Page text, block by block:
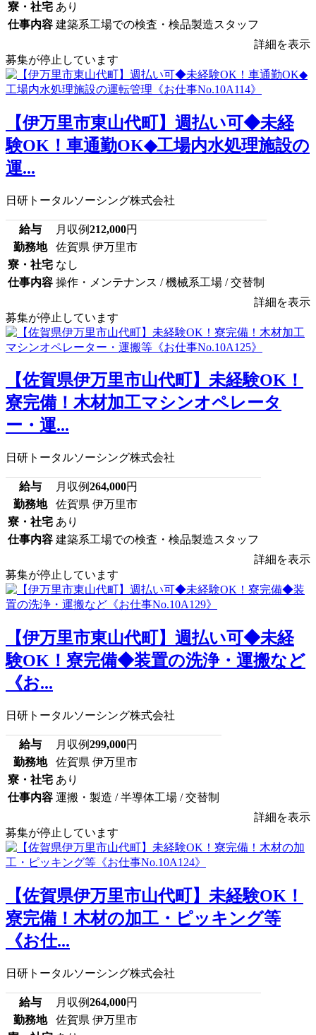
寮・社宅 あり
仕事内容 建築系工場での検査・検品製造スタッフ
詳細を表示
募集が停止しています
【伊万里市東山代町】週払い可◆未経
験OK！車通勤OK◆工場内水処理施設の
運...
日研トータルソーシング株式会社
給与 月収例212,000円
勤務地
佐賀県 伊万里市
寮・社宅 なし
仕事内容 操作・メンテナンス / 機械系工場 / 交替制
詳細を表示
募集が停止しています
【佐賀県伊万里市山代町】未経験OK！
寮完備！木材加工マシンオペレータ
ー・運...
日研トータルソーシング株式会社
給与 月収例264,000円
勤務地
佐賀県 伊万里市
寮・社宅 あり
仕事内容 建築系工場での検査・検品製造スタッフ
詳細を表示
募集が停止しています
【伊万里市東山代町】週払い可◆未経
験OK！寮完備◆装置の洗浄・運搬など
《お...
日研トータルソーシング株式会社
給与 月収例299,000円
勤務地
佐賀県 伊万里市
寮・社宅 あり
仕事内容 運搬・製造 / 半導体工場 / 交替制
詳細を表示
募集が停止しています
【佐賀県伊万里市山代町】未経験OK！
寮完備！木材の加工・ピッキング等
《お仕...
日研トータルソーシング株式会社
給与 月収例264,000円
勤務地
佐賀県 伊万里市